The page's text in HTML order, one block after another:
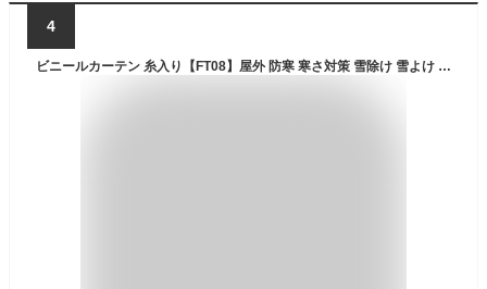
4
ビニールカーテン 糸入り【FT08】屋外 防寒 寒さ対策 雪除け 雪よけ 風よけ 工場 倉庫 会社 事務所 店舗 屋外 室内 デッキ ガレージ ベランダ 間仕切 寒冷地 ポリエチレン 業務用 学校 窓 断熱 オーダー diy 幅91〜180cm×丈201〜250cm JQ